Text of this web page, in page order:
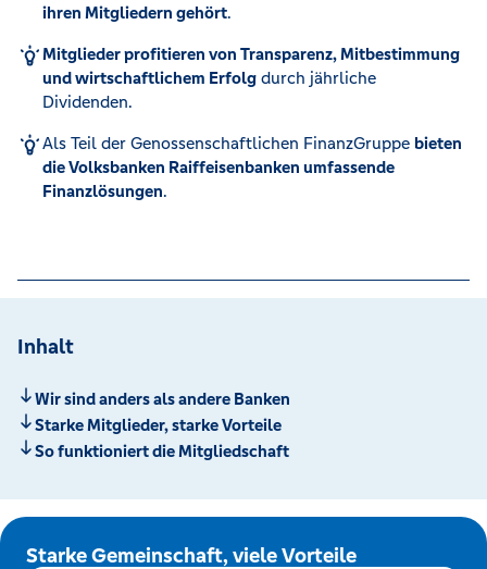
ihren Mitgliedern gehört.
Mitglieder profitieren von Transparenz, Mitbestimmung
und wirtschaftlichem Erfolgdurch jährliche
Dividenden.
Als Teil der Genossenschaftlichen FinanzGruppe bieten
die Volksbanken Raiffeisenbanken umfassende
Finanzlösungen.
Inhalt
Wir sind anders als andere Banken
Starke Mitglieder, starke Vorteile
So funktioniert die Mitgliedschaft
Starke Gemeinschaft, viele Vorteile